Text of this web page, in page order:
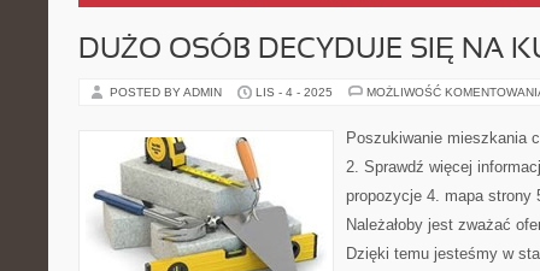
DUŻO OSÓB DECYDUJE SIĘ NA
POSTED BY ADMIN LIS - 4 - 2025 MOŻLIWOŚĆ
Poszukiwanie mieszkania
2. Sprawdź więcej
propozycje 4. mapa strony
Należałoby jest zważać
Dzięki temu jesteśmy w